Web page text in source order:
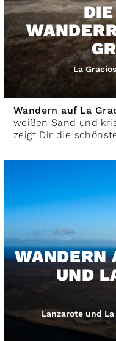
La
Wandern auf La
weißen Sand und
zeigt Dir die
WANDERN
UND
Lanzarote und